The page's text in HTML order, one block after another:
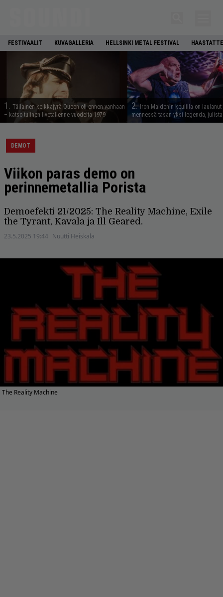
FESTIVAALIT KUVAGALLERIA HELLSINKI METAL FESTIVAL
1. Tällainen keikkajyrä Queen oli ennen vanhaan
– katso tulinen livetallenne vuodelta 1979
2. Iron Maidenin keulilla on laulanut
mennessä tasan yksi legenda,
DEMOT
Viikon paras demo on
perinnemetallia Porista
Demoefekti 21/2025: The Reality Machine, Exile
the Tyrant, Kavala ja Ill Geared.
23.5.2025 19:44 Nuutti Heiskala
The Reality Machine